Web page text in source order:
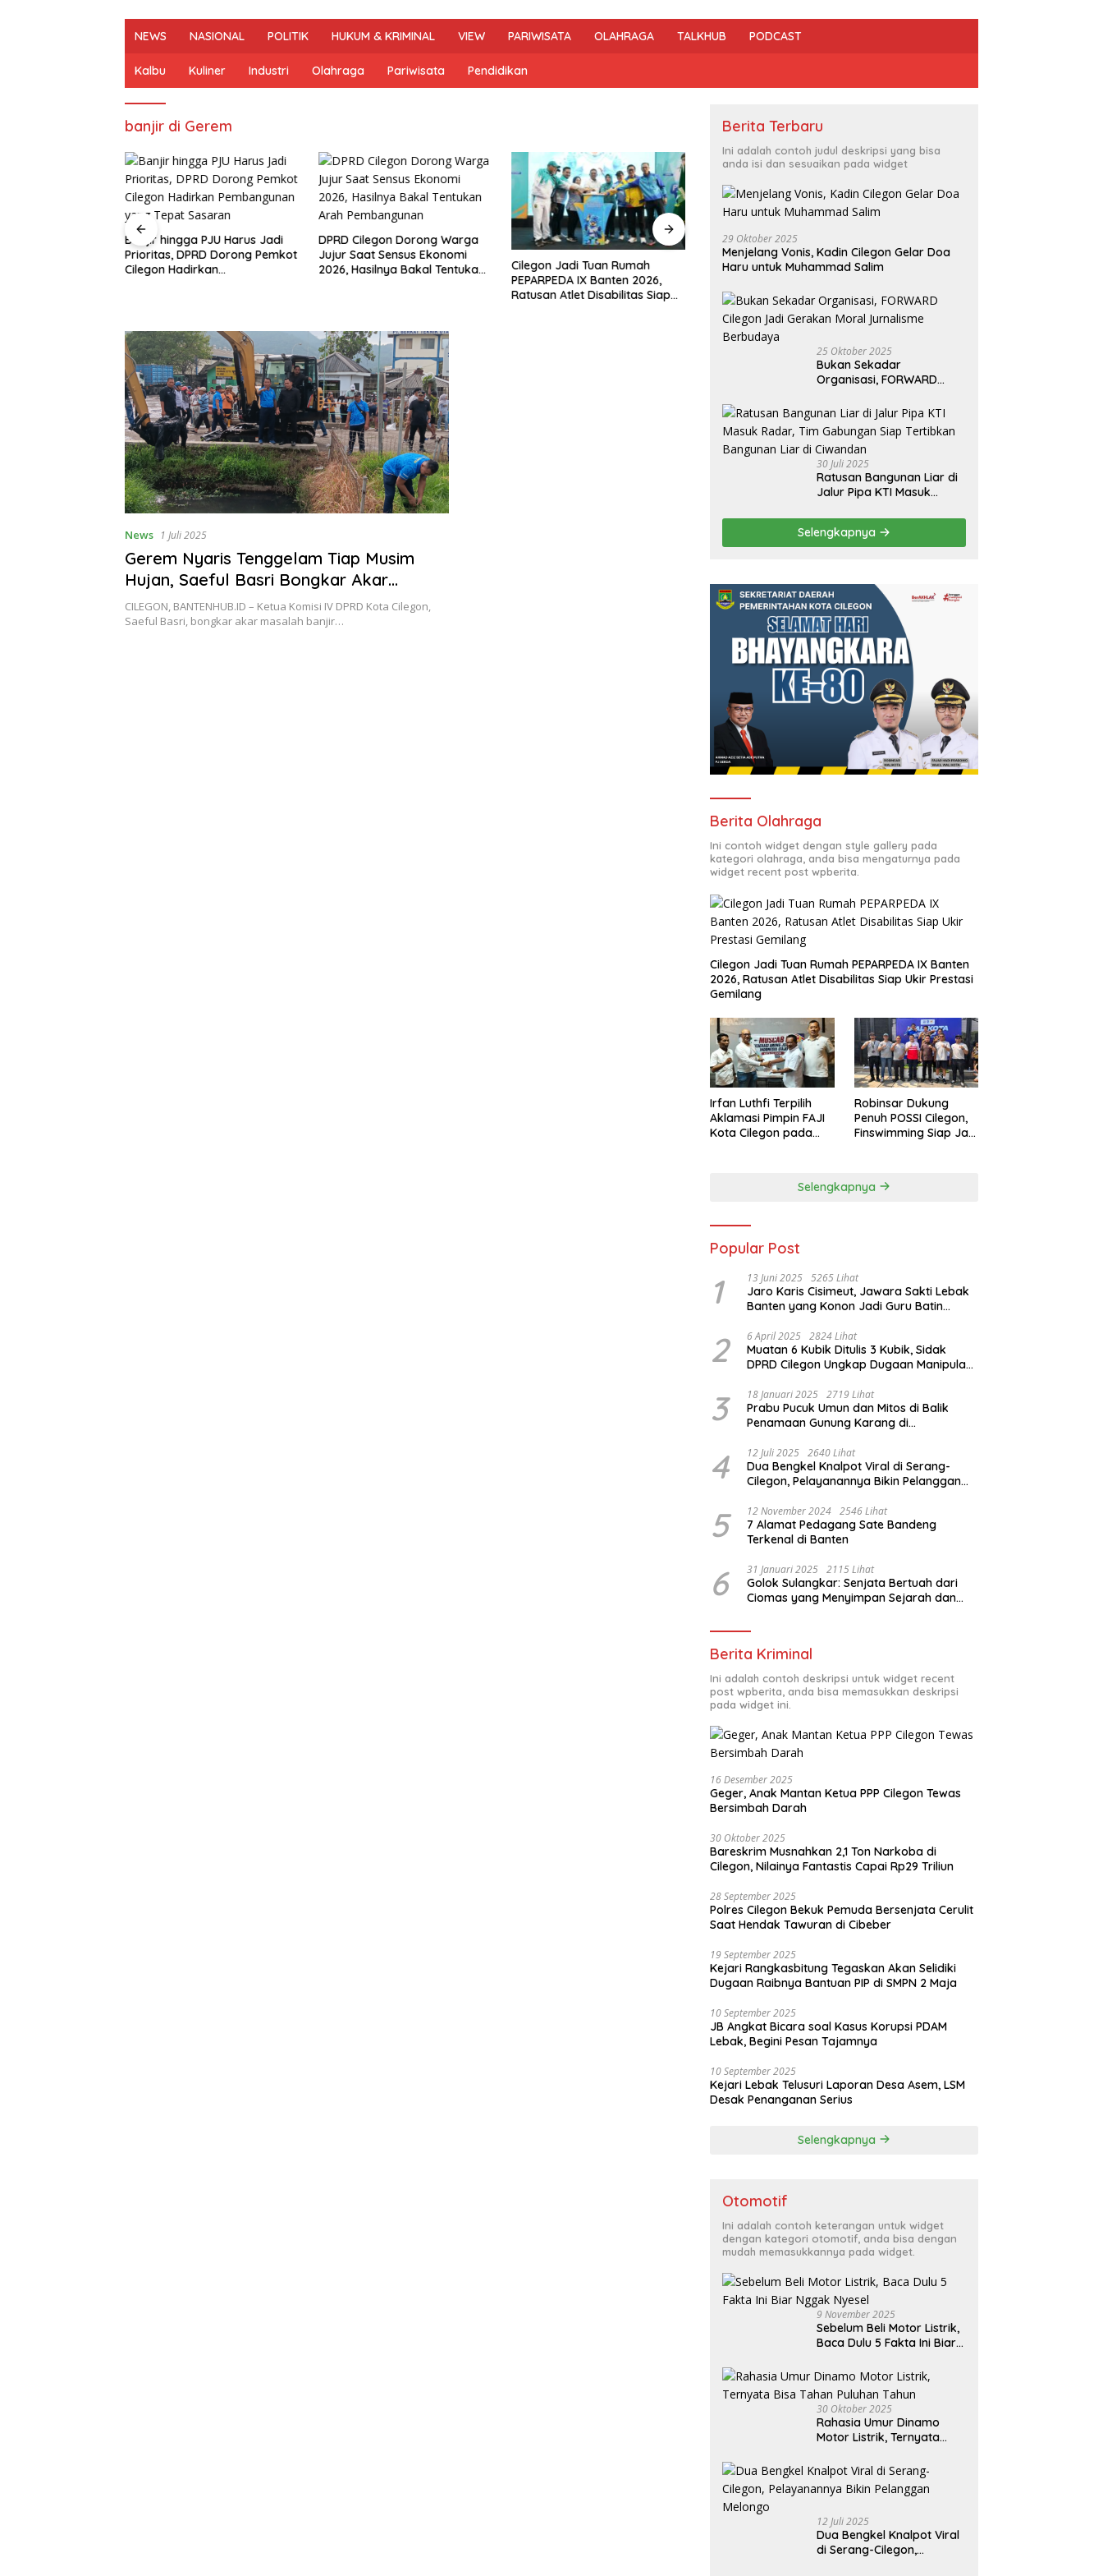
NEWS NASIONAL POLITIK HUKUM & KRIMINAL VIEW PARIWISATA OLAHRAGA TALKHUB PODCAST
Kalbu Kuliner Industri Olahraga Pariwisata Pendidikan
banjir di Gerem
Banjir hingga PJU Harus Jadi
Prioritas, DPRD Dorong Pemkot
Cilegon Hadirkan
DPRD Cilegon Dorong Warga
Jujur Saat Sensus Ekonomi
2026, Hasilnya Bakal Tentukan
Cilegon Jadi Tuan Rumah
PEPARPEDA IX Banten 2026,
Ratusan Atlet Disabilitas Siap
DPRD dan HMI Bersinergi Kawal
Penegakan Perda, Tempat
Hiburan Bermasalah Jadi
Muscab I 2026
News 1 Juli 2025
Gerem Nyaris Tenggelam Tiap Musim
Hujan, Saeful Basri Bongkar Akar
Masalahnya
CILEGON, BANTENHUB.ID – Ketua Komisi IV DPRD Kota Cilegon,
Saeful Basri, bongkar akar masalah banjir…
Berita Terbaru
Ini adalah contoh judul deskripsi yang bisa
anda isi dan sesuaikan pada widget
29 Oktober 2025
Menjelang Vonis, Kadin Cilegon Gelar Doa
Haru untuk Muhammad Salim
25 Oktober 2025
Bukan Sekadar
Organisasi, FORWARD
Moral Jurnalisme
Berbudaya
30 Juli 2025
Ratusan Bangunan Liar di
Jalur Pipa KTI Masuk
Tertibkan Bangunan Liar di
Ciwandan
Selengkapnya
Berita Olahraga
Ini contoh widget dengan style gallery pada
kategori olahraga, anda bisa mengaturnya pada
widget recent post wpberita.
Cilegon Jadi Tuan Rumah PEPARPEDA IX Banten
2026, Ratusan Atlet Disabilitas Siap Ukir Prestasi
Gemilang
Irfan Luthfi Terpilih
Aklamasi Pimpin FAJI
Kota Cilegon pada
Robinsar Dukung
Penuh POSSI Cilegon,
Finswimming Siap Jadi
Selengkapnya
Popular Post
1 13 Juni 2025 5265 Lihat
Jaro Karis Cisimeut, Jawara Sakti Lebak
Banten yang Konon Jadi Guru Batin
2 6 April 2025 2824 Lihat
Muatan 6 Kubik Ditulis 3 Kubik, Sidak
DPRD Cilegon Ungkap Dugaan Manipulasi
3 18 Januari 2025 2719 Lihat
Prabu Pucuk Umun dan Mitos di Balik
Penamaan Gunung Karang di
4 12 Juli 2025 2640 Lihat
Dua Bengkel Knalpot Viral di Serang-
Cilegon, Pelayanannya Bikin Pelanggan
5 12 November 2024 2546 Lihat
7 Alamat Pedagang Sate Bandeng
Terkenal di Banten
6 31 Januari 2025 2115 Lihat
Golok Sulangkar: Senjata Bertuah dari
Ciomas yang Menyimpan Sejarah dan
Berita Kriminal
Ini adalah contoh deskripsi untuk widget recent
post wpberita, anda bisa memasukkan deskripsi
pada widget ini.
16 Desember 2025
Geger, Anak Mantan Ketua PPP Cilegon Tewas
Bersimbah Darah
30 Oktober 2025
Bareskrim Musnahkan 2,1 Ton Narkoba di
Cilegon, Nilainya Fantastis Capai Rp29 Triliun
28 September 2025
Polres Cilegon Bekuk Pemuda Bersenjata Cerulit
Saat Hendak Tawuran di Cibeber
19 September 2025
Kejari Rangkasbitung Tegaskan Akan Selidiki
Dugaan Raibnya Bantuan PIP di SMPN 2 Maja
10 September 2025
JB Angkat Bicara soal Kasus Korupsi PDAM
Lebak, Begini Pesan Tajamnya
10 September 2025
Kejari Lebak Telusuri Laporan Desa Asem, LSM
Desak Penanganan Serius
Selengkapnya
Otomotif
Ini adalah contoh keterangan untuk widget
dengan kategori otomotif, anda bisa dengan
mudah memasukkannya pada widget.
9 November 2025
Sebelum Beli Motor Listrik,
Baca Dulu 5 Fakta Ini Biar
30 Oktober 2025
Rahasia Umur Dinamo
Motor Listrik, Ternyata
12 Juli 2025
Dua Bengkel Knalpot Viral
di Serang-Cilegon,